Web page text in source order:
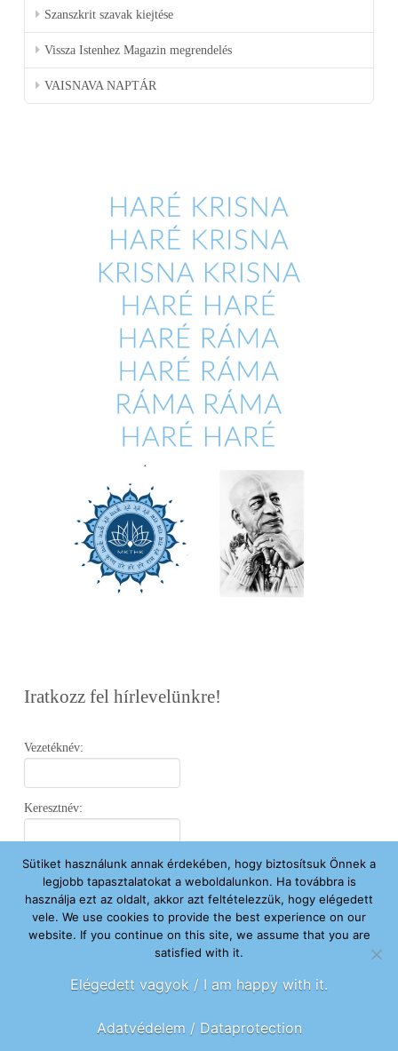
Szanszkrit szavak kiejtése
Vissza Istenhez Magazin megrendelés
VAISNAVA NAPTÁR
Iratkozz fel hírlevelünkre!
Vezetéknév:
Keresztnév:
Email:
Elfogadom az Adatvédelmi Nyilatkozatot.
SEGÍTENÉK
Sütiket használunk annak érdekében, hogy biztosítsuk Önnek a
legjobb tapasztalatokat a weboldalunkon. Ha továbbra is
használja ezt az oldalt, akkor azt feltételezzük, hogy elégedett
vele. We use cookies to provide the best experience on our
website. If you continue on this site, we assume that you are
satisfied with it.
Elégedett vagyok / I am happy with it.
Adatvédelem / Dataprotection